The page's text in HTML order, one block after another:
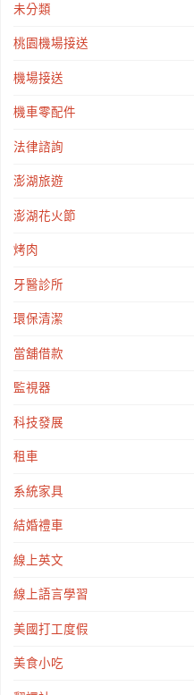
未分類
桃園機場接送
機場接送
機車零配件
法律諮詢
澎湖旅遊
澎湖花火節
烤肉
牙醫診所
環保清潔
當舖借款
監視器
科技發展
租車
系統家具
結婚禮車
線上英文
線上語言學習
美國打工度假
美食小吃